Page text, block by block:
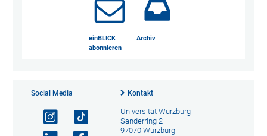
einBLICK
abonnieren
Archiv
Social Media Kontakt
Universität Würzburg
Sanderring 2
97070 Würzburg